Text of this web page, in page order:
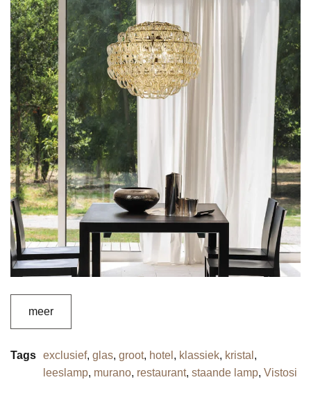
meer
Tags exclusief, glas, groot, hotel , klassiek, kristal ,
leeslamp, murano, restaurant, staande lamp, Vistosi